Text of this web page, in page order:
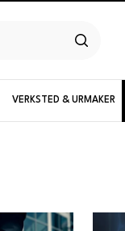
Herremodeller
VERKSTED & URMAKER